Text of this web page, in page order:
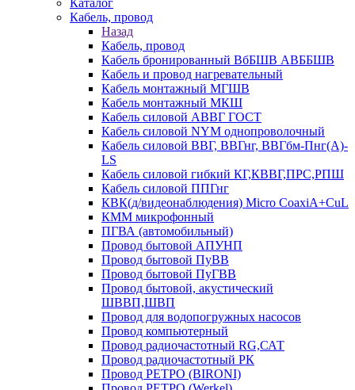
Каталог
Кабель, провод
Назад
Кабель, провод
Кабель бронированный ВбБШВ АВББШВ
Кабель и провод нагревательный
Кабель монтажный МГШВ
Кабель монтажный МКШ
Кабель силовой АВВГ ГОСТ
Кабель силовой NYM однопроволочный
Кабель силовой ВВГ, ВВГнг, ВВГбм-Пнг(А)-
LS
Кабель силовой гибкий КГ,КВВГ,ПРС,РПШ
Кабель силовой ППГнг
КВК(д/видеонаблюдения) Micro CoaxiA+CuL
КММ микрофонный
ПГВА (автомобильный)
Провод бытовой АПУНП
Провод бытовой ПуВВ
Провод бытовой ПуГВВ
Провод бытовой, акустический
ШВВП,ШВП
Провод для водопогружных насосов
Провод компьютерный
Провод радиочастотный RG,САТ
Провод радиочастотный РК
Провод РЕТРО (BIRONI)